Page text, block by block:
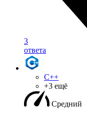
3
ответа
C++
+3 ещё
Средний